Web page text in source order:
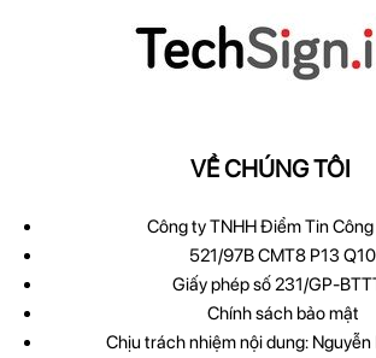
VỀ CHÚNG TÔI
Công ty TNHH Điểm Tin
521/97B CMT8 P13 Q10
Giấy phép số 231/GP-
Chính sách bảo mật
Chịu trách nhiệm nội dung: Nguyễn